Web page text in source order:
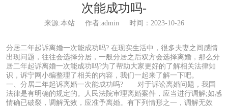
次能成功吗-
来源:本站 作者:admin 时间：2023-10-26
分居二年起诉离婚一次能成功吗? 在现实生活中，很多夫妻之间感情
出现问题，往往会选择分居，一般分居之后双方会选择离婚，那么分
居二年起诉离婚一次能成功吗?为了帮助大家更好的了解相关法律知
识，诉宁网小编整理了相关的内容，我们一起来了解一下吧。
一、分居二年起诉离婚一次能成功吗? 对于诉讼离婚问题，我国
法律是有明确的规定的。人民法院审理离婚案件，应当进行调解;如感
情确已破裂，调解无效，应准予离婚。有下列情形之一，调解无效